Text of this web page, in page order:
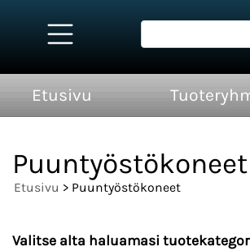
Etusivu
Puuntyöstökoneet
Etusivu > Puuntyöstökoneet
Valitse alta haluamasi